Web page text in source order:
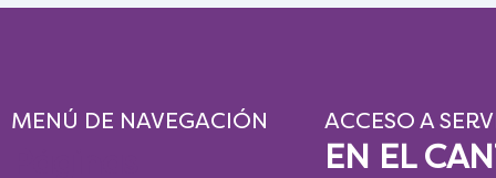
MENÚ DE NAVEGACIÓN ACCESO A
EN EL